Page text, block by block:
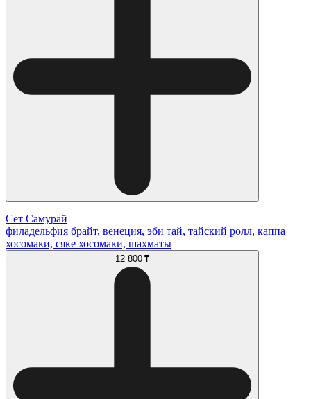
Сет Самурай
филадельфия брайт, венеция, эби тай, тайский ролл, каппа
хосомаки, сяке хосомаки, шахматы
12 800 ₸